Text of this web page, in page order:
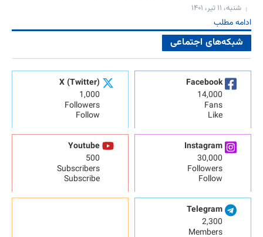
شنبه، ۱۱ تیر، ۱۴۰۱
ادامه مطلب
شبکه‌های اجتماعی
Facebook
14,000
Fans
Like
X (Twitter)
1,000
Followers
Follow
Instagram
30,000
Followers
Follow
Youtube
500
Subscribers
Subscribe
Telegram
2,300
Members